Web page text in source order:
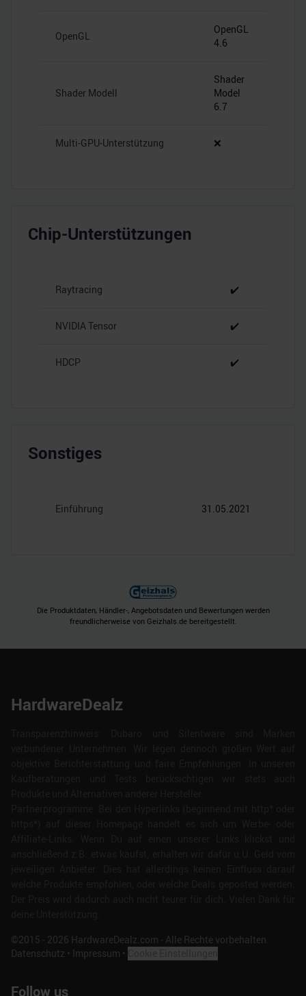
OpenGL
OpenGL
4.6
Shader Modell
Shader
Model
6.7
Multi-GPU-Unterstützung ❌
Chip-Unterstützungen
Raytracing ✔️
NVIDIA Tensor ✔️
HDCP ✔️
Sonstiges
Einführung 31.05.2021
Die Produktdaten, Händler-, Angebotsdaten und Bewertungen werden
freundlicherweise von Geizhals.de bereitgestellt.
HardwareDealz
©2015 - 2026 HardwareDealz.com - Alle Rechte vorbehalten.
Datenschutz • Impressum •
Follow us